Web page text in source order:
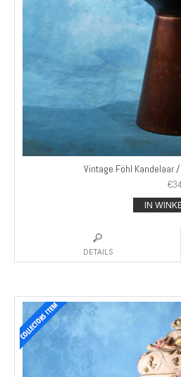
Vintage Föhl Kandelaar
€
IN
DETAILS